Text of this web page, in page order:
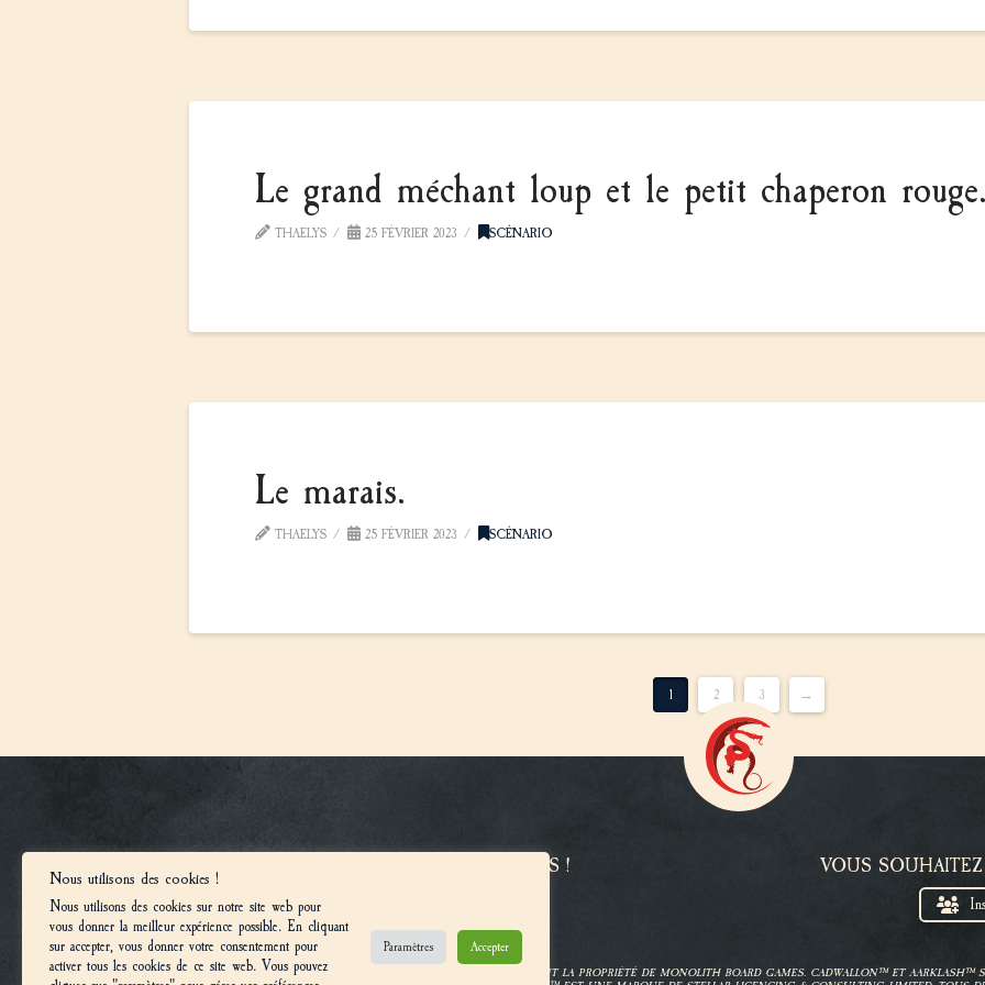
Le grand méchant loup et le petit chaperon
THAELYS 25 FÉVRIER 2023 SCÉNARIO
Le marais.
THAELYS 25 FÉVRIER 2023 SCÉNARIO
1 2 3 →
REJOIGNEZ-NOUS ! VOUS
© 2025, LES UNIVERS CONFRONTATION ET AT-43 SONT LA PROPRIÉTÉ DE MONOLITH BOARD GAMES. CADWALLON™ ET AARKLASH™
Nous utilisons des cookies !
Nous utilisons des cookies sur notre site web pour
vous donner la meilleur expérience possible. En cliquant
sur accepter, vous donner votre consentement pour
activer tous les cookies de ce site web. Vous pouvez
Paramètres Accepter